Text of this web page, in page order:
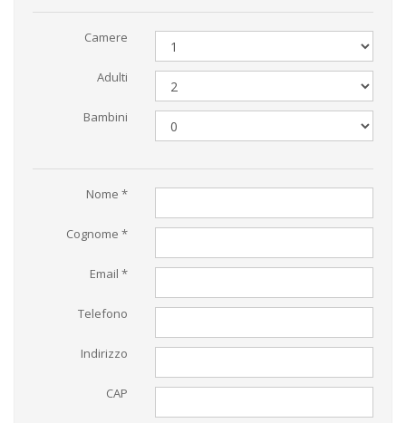
Camere
Adulti
Bambini
Nome *
Cognome *
Email *
Telefono
Indirizzo
CAP